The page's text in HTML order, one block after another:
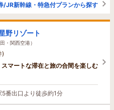
/JR新幹線・特急付プランから探す
野リゾート
・関西空港）
)
マートな滞在と旅の合間を楽しむ
番出口より徒歩約1分